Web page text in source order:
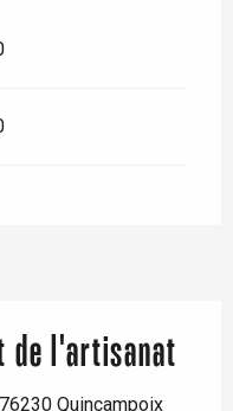
de l'artisanat
Quincampoix